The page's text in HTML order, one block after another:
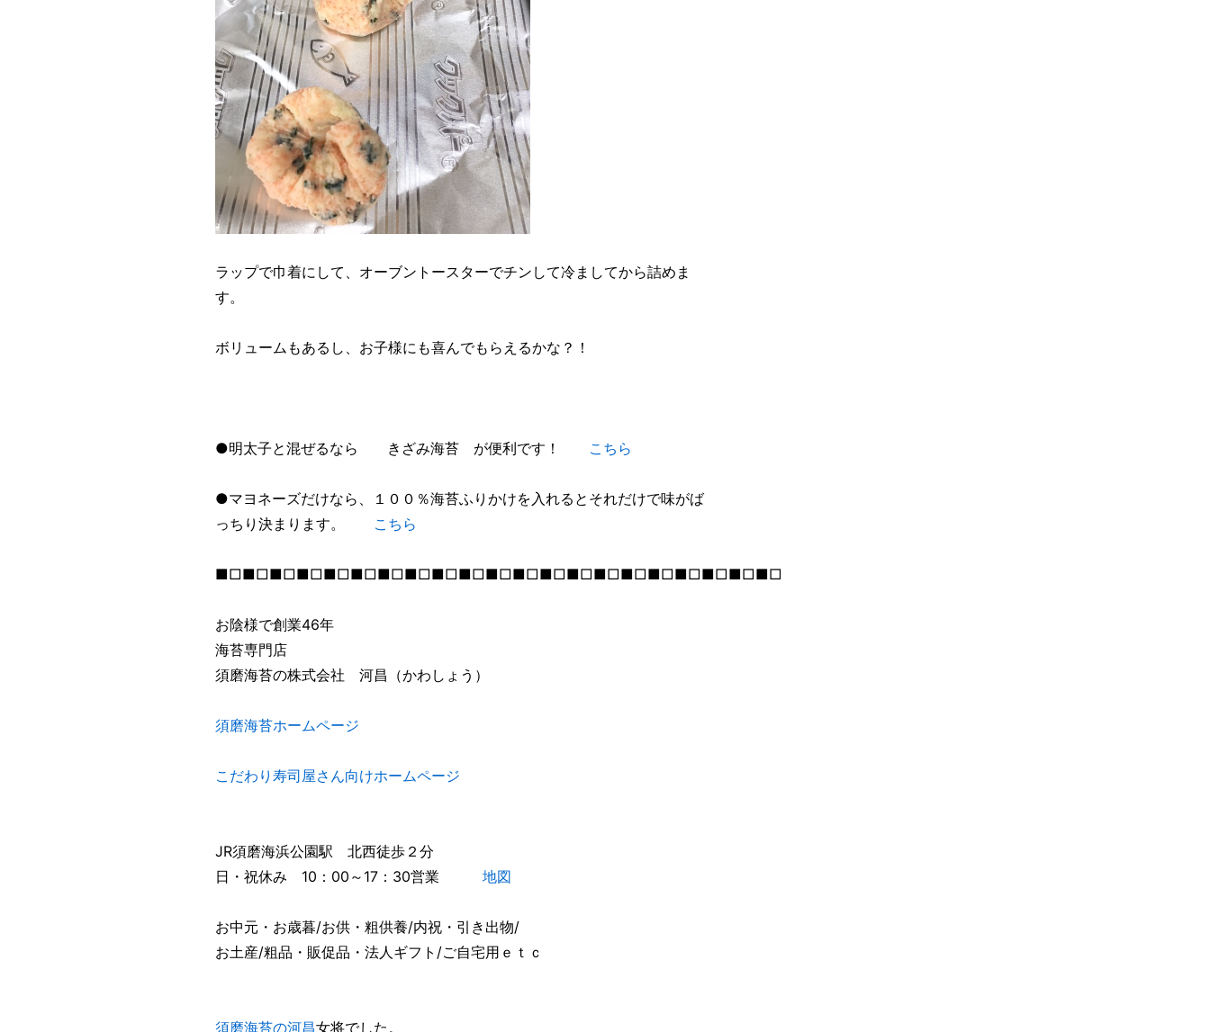
ラップで巾着にして、オーブントースターでチンして冷ましてから詰めま
す。
ボリュームもあるし、お子様にも喜んでもらえるかな？！
●明太子と混ぜるなら きざみ海苔 が便利です！ こちら
●マヨネーズだけなら、１００％海苔ふりかけを入れるとそれだけで味がば
っちり決まります。 こちら
■□■□■□■□■□■□■□■□■□■□■□■□■□■□■□■□■□■□■□■□■□
お陰様で創業46年
海苔専門店
須磨海苔の株式会社 河昌（かわしょう）
須磨海苔ホームページ
こだわり寿司屋さん向けホームページ
JR須磨海浜公園駅 北西徒歩２分
日・祝休み 10：00～17：30営業 地図
お中元・お歳暮/お供・粗供養/内祝・引き出物/
お土産/粗品・販促品・法人ギフト/ご自宅用ｅｔｃ
須磨海苔の河昌女将でした。